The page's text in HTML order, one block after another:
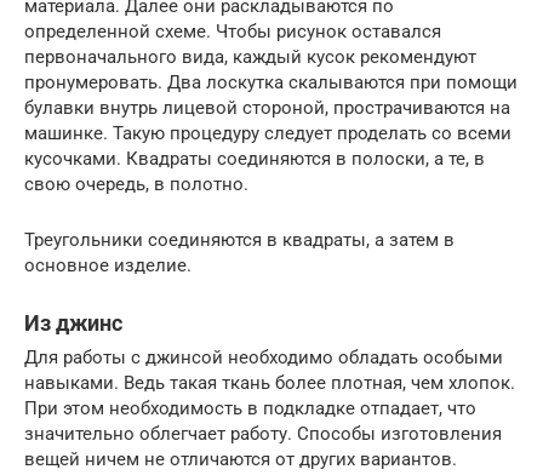
материала. Далее они раскладываются по
определенной схеме. Чтобы рисунок оставался
первоначального вида, каждый кусок рекомендуют
пронумеровать. Два лоскутка скалываются при помощи
булавки внутрь лицевой стороной, прострачиваются на
машинке. Такую процедуру следует проделать со всеми
кусочками. Квадраты соединяются в полоски, а те, в
свою очередь, в полотно.
Треугольники соединяются в квадраты, а затем в
основное изделие.
Из джинс
Для работы с джинсой необходимо обладать особыми
навыками. Ведь такая ткань более плотная, чем хлопок.
При этом необходимость в подкладке отпадает, что
значительно облегчает работу. Способы изготовления
вещей ничем не отличаются от других вариантов.